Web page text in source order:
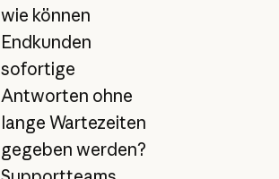
wie können
Endkunden
sofortige
Antworten ohne
lange Wartezeiten
gegeben werden?